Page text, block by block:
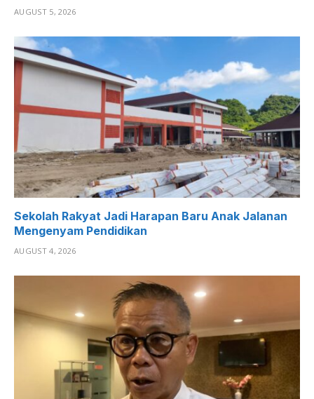
AUGUST 5, 2026
Sekolah Rakyat Jadi Harapan Baru Anak Jalanan
Mengenyam Pendidikan
AUGUST 4, 2026